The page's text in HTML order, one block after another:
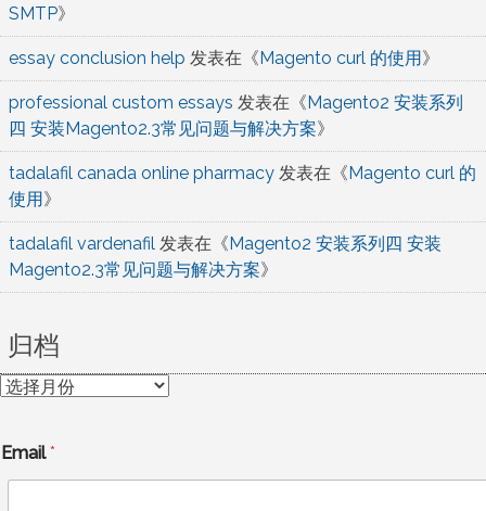
SMTP》
essay conclusion help 发表在《Magento curl 的使用》
professional custom essays 发表在《Magento2 安装系列
四 安装Magento2.3常见问题与解决方案》
tadalafil canada online pharmacy 发表在《Magento curl 的
使用》
tadalafil vardenafil 发表在《Magento2 安装系列四 安装
Magento2.3常见问题与解决方案》
归档
归
Email*